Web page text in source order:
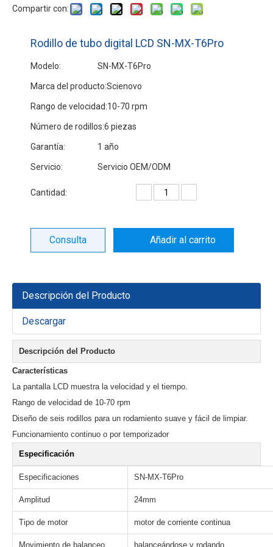
Compartir con:
Rodillo de tubo digital LCD SN-MX-T6Pro
Modelo: SN-MX-T6Pro
Marca del producto:Scienovo
Rango de velocidad:10-70 rpm
Número de rodillos:6 piezas
Garantía: 1 año
Servicio: Servicio OEM/ODM
Cantidad:
Consulta Añadir al carrito
Descripción del Producto
Descargar
Descripción del Producto
Características
La pantalla LCD muestra la velocidad y el tiempo.
Rango de velocidad de 10-70 rpm
Diseño de seis rodillos para un rodamiento suave y fácil de limpiar.
Funcionamiento continuo o por temporizador
Especificación
Especificaciones SN-MX-T6Pro
Amplitud 24mm
Tipo de motor motor de corriente continua
Movimiento de balanceo balanceándose y rodando